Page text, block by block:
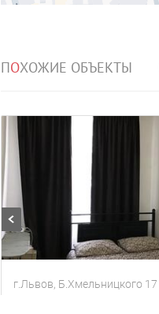
ПОХОЖИЕ ОБЪЕКТЫ
г.Львов, Б.Хмельницкого 17